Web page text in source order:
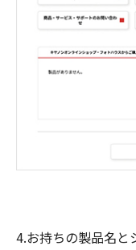
4.お持ちの製品名と